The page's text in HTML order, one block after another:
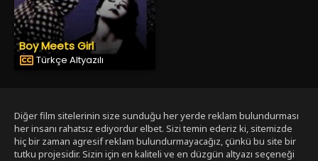
Boy Meets Girl
Türkçe Altyazılı
Diğer film sitelerinin size sunduğu her yerde reklam bulundurması
her insanı rahatsız ediyordur elbet. Sizi temin ederiz ki, sitemizde
hiç bir zaman agresif reklam bulundurmayacağız, çünkü bu site bir
tutku projesidir. Sizin için en kaliteli ve en düzgün altyazı seçeneği